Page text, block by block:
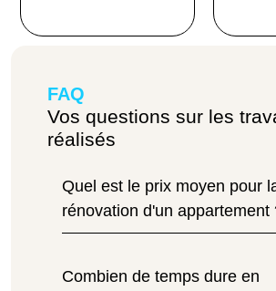
FAQ
Vos questions sur les
réalisés
Quel est le prix moyen pour
rénovation d'un appartement
Combien de temps dure en